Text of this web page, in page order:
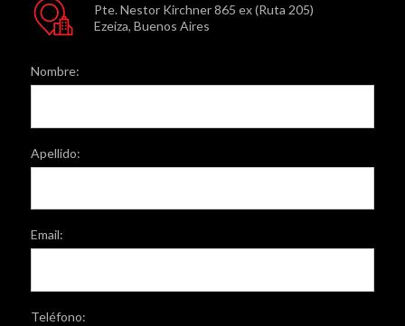
Pte. Nestor Kirchner 865 ex (Ruta 205)
Ezeiza, Buenos Aires
Nombre:
Apellido:
Email:
Teléfono: